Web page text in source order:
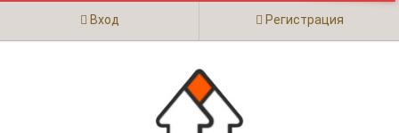
Вход Регистрация